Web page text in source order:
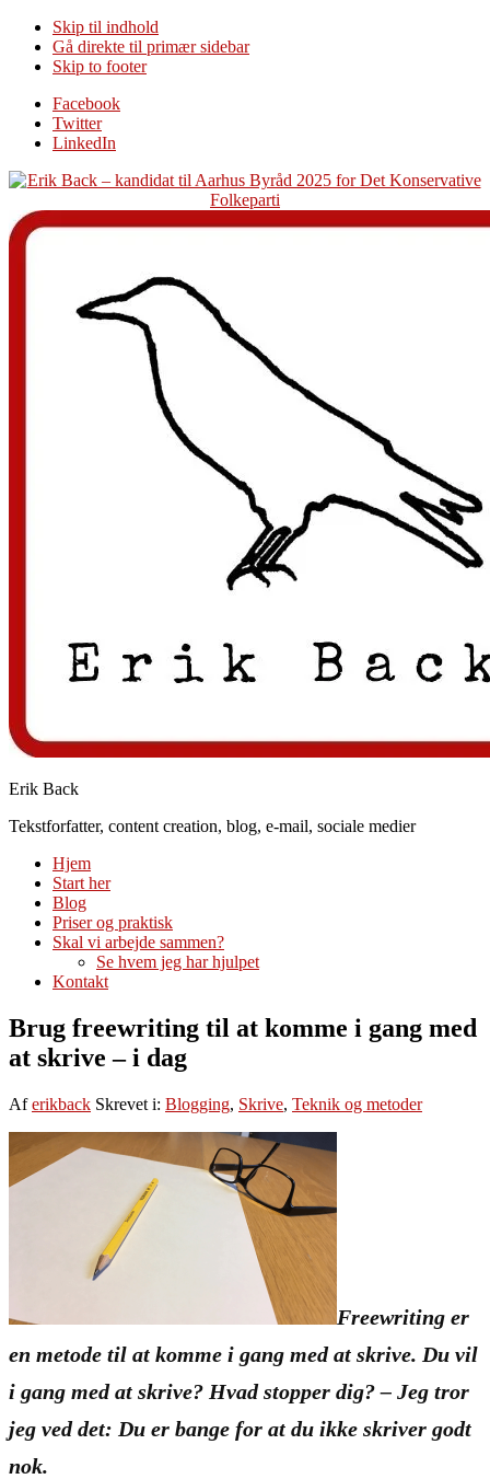
Skip til indhold
Gå direkte til primær sidebar
Skip to footer
Additional
menu
Facebook
Twitter
LinkedIn
Erik Back
Tekstforfatter, content creation, blog, e-mail, sociale medier
Hjem
Start her
Blog
Priser og praktisk
Skal vi arbejde sammen?
Se hvem jeg har hjulpet
Kontakt
Brug freewriting til at komme i gang med
at skrive – i dag
Aferikback Skrevet i: Blogging, Skrive, Teknik og metoder
Freewriting er
en metode til at komme i gang med at skrive. Du vil
i gang med at skrive? Hvad stopper dig? – Jeg tror
jeg ved det: Du er bange for at du ikke skriver godt
nok.